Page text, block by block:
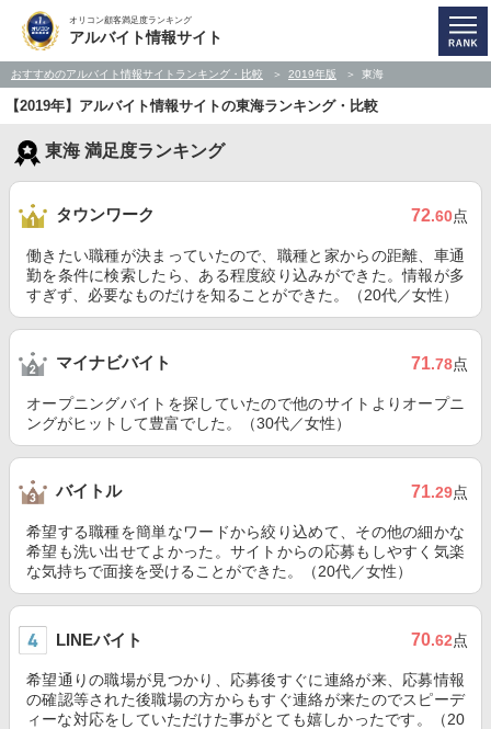
オリコン顧客満足度ランキング
アルバイト情報サイト
おすすめのアルバイト情報サイトランキング・比較 2019年版 東海
【2019年】アルバイト情報サイトの東海ランキング・比較
東海 満足度ランキング
タウンワーク 72.60点
働きたい職種が決まっていたので、職種と家からの距離、車通
勤を条件に検索したら、ある程度絞り込みができた。情報が多
すぎず、必要なものだけを知ることができた。（20代／女性）
マイナビバイト 71.78点
オープニングバイトを探していたので他のサイトよりオープニ
ングがヒットして豊富でした。（30代／女性）
バイトル 71.29点
希望する職種を簡単なワードから絞り込めて、その他の細かな
希望も洗い出せてよかった。サイトからの応募もしやすく気楽
な気持ちで面接を受けることができた。（20代／女性）
LINEバイト 70.62点
希望通りの職場が見つかり、応募後すぐに連絡が来、応募情報
の確認等された後職場の方からもすぐ連絡が来たのでスピーデ
ィーな対応をしていただけた事がとても嬉しかったです。（20